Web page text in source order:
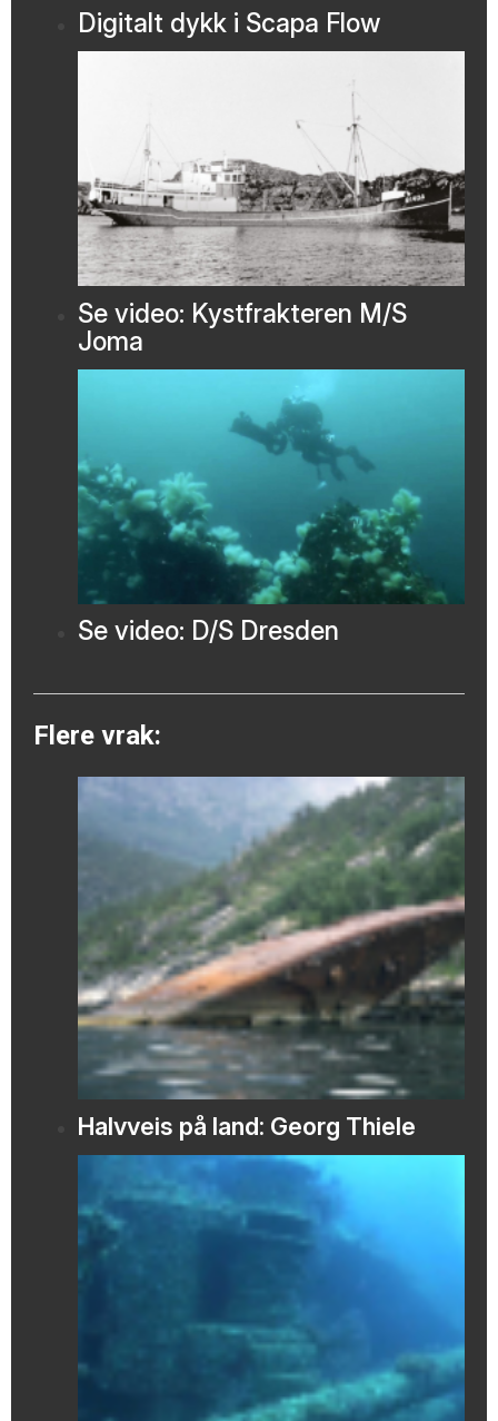
Digitalt dykk i Scapa Flow
Se video: Kystfrakteren M/S
Joma
Se video: D/S Dresden
Flere vrak:
Halvveis på land: Georg Thiele